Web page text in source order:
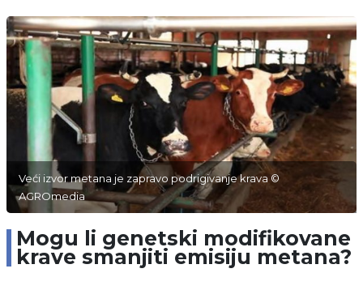
Veći izvor metana je zapravo podrigivanje krava ©
AGROmedia
Mogu li genetski modifikovane
krave smanjiti emisiju metana?